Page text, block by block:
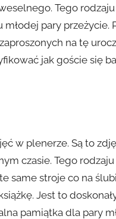
Tego rodzaju
pary przeżycie.
na tę
jak goście się
w plenerze. Są to
czasie. Tego rodzaju
same stroje co na
Jest to
pamiątka dla pary